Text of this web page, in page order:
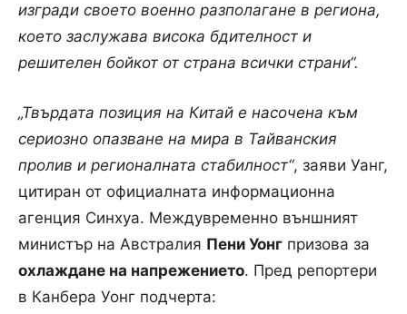
изгради своето военно разполагане в региона,
което заслужава висока бдителност и
решителен бойкот от страна всички страни“.
„Твърдата позиция на Китай е насочена към
сериозно опазване на мира в Тайванския
пролив и регионалната стабилност“, заяви Уанг,
цитиран от официалната информационна
агенция Синхуа. Междувременно външният
министър на Австралия Пени Уонг призова за
охлаждане на напрежението. Пред репортери
в Канбера Уонг подчерта: